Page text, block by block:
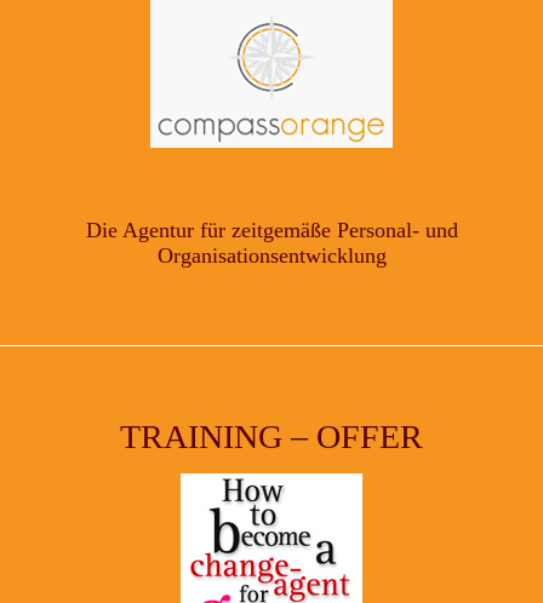
Die Agentur für zeitgemäße Personal- und
Organisationsentwicklung
TRAINING – OFFER